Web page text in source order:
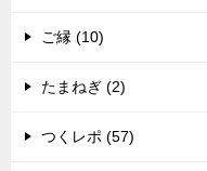
ご縁 (10)
たまねぎ (2)
つくレポ (57)